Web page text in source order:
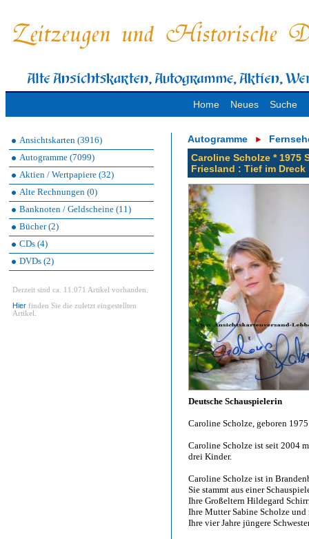
Home Neues Suche
Ansichtskarten (3916)
Autogramme (7099)
Aktien / Wertpapiere (32)
Alte Rechnungen (0)
Banknoten / Geldscheine (11)
Bücher (2)
CDs (4)
DVDs (2)
Derzeit sind ca. 11.071 Artikel vorhanden.
Hier finden Sie die zuletzt eingestellten
Artikel.
Autogramme
Caroline Scholze * 1975
Friesland : Tief im Dreck
Deutsche Schauspielerin
Caroline Scholze, geboren
Caroline Scholze ist seit 2004
drei Kinder.
Caroline Scholze ist in
Sie stammt aus einer
Ihre Großeltern Hildegard
Ihre Mutter Sabine Scholze
Ihre vier Jahre jüngere